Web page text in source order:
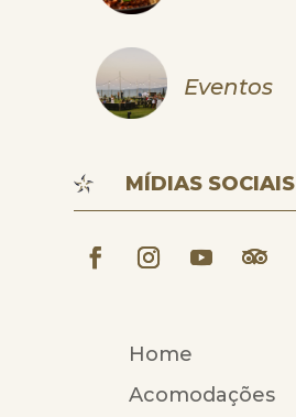
Eventos
MÍDIAS SOCIAIS
Home
Acomodações